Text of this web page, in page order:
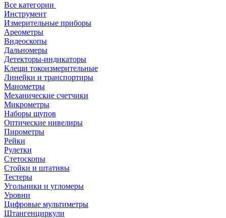
Все категории
Инструмент
Измерительные приборы
Ареометры
Видеоскопы
Дальномеры
Детекторы-индикаторы
Клещи токоизмерительные
Линейки и транспортиры
Манометры
Механические счетчики
Микрометры
Наборы щупов
Оптические нивелиры
Пирометры
Рейки
Рулетки
Стетоскопы
Стойки и штативы
Тестеры
Угольники и угломеры
Уровни
Цифровые мультиметры
Штангенциркули